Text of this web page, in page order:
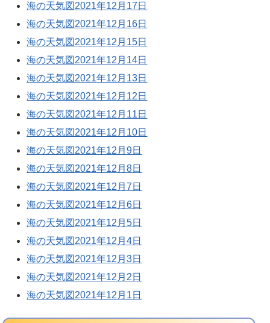
海の天気図2021年12月17日
海の天気図2021年12月16日
海の天気図2021年12月15日
海の天気図2021年12月14日
海の天気図2021年12月13日
海の天気図2021年12月12日
海の天気図2021年12月11日
海の天気図2021年12月10日
海の天気図2021年12月9日
海の天気図2021年12月8日
海の天気図2021年12月7日
海の天気図2021年12月6日
海の天気図2021年12月5日
海の天気図2021年12月4日
海の天気図2021年12月3日
海の天気図2021年12月2日
海の天気図2021年12月1日